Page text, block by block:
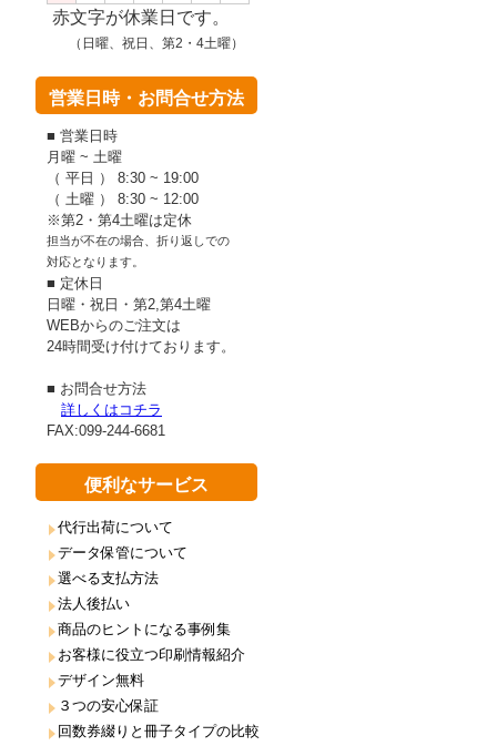
赤文字が休業日です。
（日曜、祝日、第2・4土曜）
営業日時・お問合せ方法
■ 営業日時
月曜 ~ 土曜
（ 平日 ） 8:30 ~ 19:00
（ 土曜 ） 8:30 ~ 12:00
※第2・第4土曜は定休
担当が不在の場合、折り返しでの
対応となります。
■ 定休日
日曜・祝日・第2,第4土曜
WEBからのご注文は
24時間受け付けております。
■ お問合せ方法
詳しくはコチラ
FAX:099-244-6681
便利なサービス
代行出荷について
データ保管について
選べる支払方法
法人後払い
商品のヒントになる事例集
お客様に役立つ印刷情報紹介
デザイン無料
３つの安心保証
回数券綴りと冊子タイプの比較